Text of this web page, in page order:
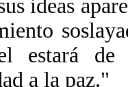
ideas
estará de
a la paz."